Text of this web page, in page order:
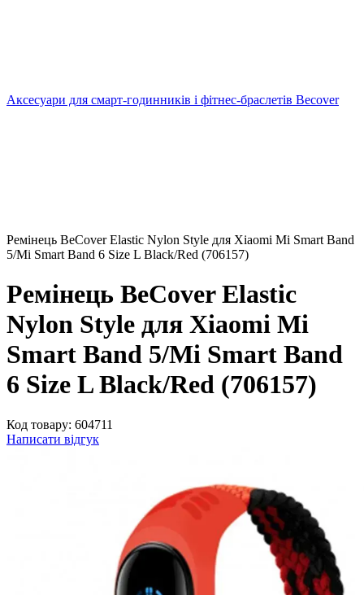
Аксесуари для смарт-годинників і фітнес-браслетів Becover
Ремінець BeCover Elastic Nylon Style для Xiaomi Mi Smart Band
5/Mi Smart Band 6 Size L Black/Red (706157)
Ремінець BeCover Elastic
Nylon Style для Xiaomi Mi
Smart Band 5/Mi Smart Band
6 Size L Black/Red (706157)
Код товару: 604711
Написати відгук